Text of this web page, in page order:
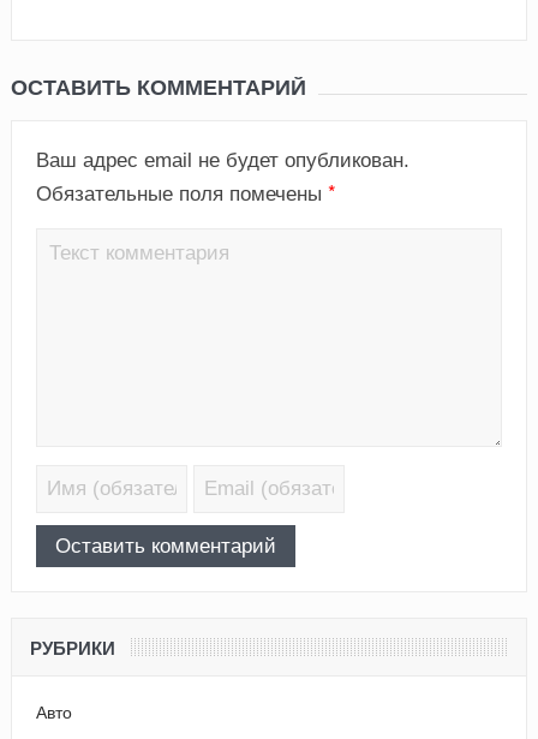
ОСТАВИТЬ КОММЕНТАРИЙ
Ваш адрес email не будет опубликован.
Обязательные поля помечены *
РУБРИКИ
Авто